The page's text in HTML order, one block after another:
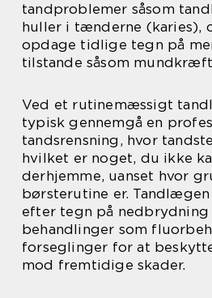
tandproblemer såsom
huller i tænderne (karies),
opdage tidlige tegn på
tilstande såsom
Ved et rutinemæssigt
typisk gennemgå en
tandsrensning, hvor
hvilket er noget, du ikke
derhjemme, uanset hvor
børsterutine er.
efter tegn på
behandlinger som
forseglinger for at
mod fremtidige skader.